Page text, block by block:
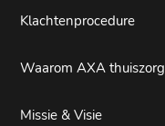
Klachtenprocedure
Waarom AXA thuiszorg
Missie & Visie